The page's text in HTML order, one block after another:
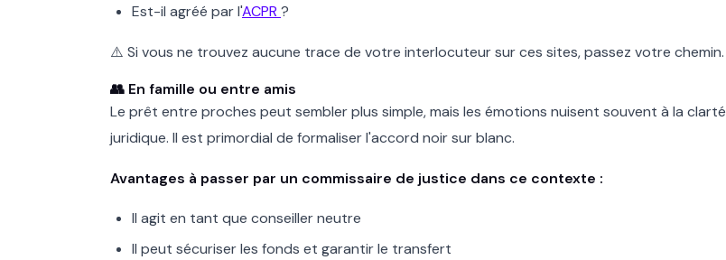
Est-il agréé par l'ACPR ?
⚠️ Si vous ne trouvez aucune trace de votre interlocuteur sur ces sites, passez votre chemin.
👥 En famille ou entre amis
Le prêt entre proches peut sembler plus simple, mais les émotions nuisent souvent à la clarté
juridique. Il est primordial de formaliser l'accord noir sur blanc.
Avantages à passer par un commissaire de justice dans ce contexte :
Il agit en tant que conseiller neutre
Il peut sécuriser les fonds et garantir le transfert